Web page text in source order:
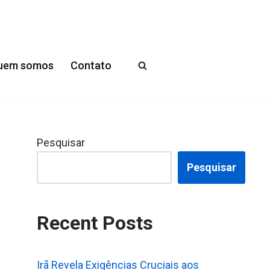
somos Contato
Pesquisar
Pesquisar
Recent Posts
Irã Revela Exigências Cruciais aos